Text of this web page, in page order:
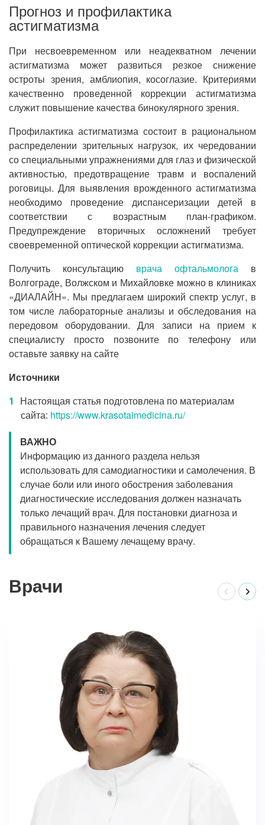
Прогноз и профилактика
астигматизма
При несвоевременном или неадекватном лечении
астигматизма может развиться резкое снижение
остроты зрения, амблиопия, косоглазие. Критериями
качественно проведенной коррекции астигматизма
служит повышение качества бинокулярного зрения.
Профилактика астигматизма состоит в рациональном
распределении зрительных нагрузок, их чередовании
со специальными упражнениями для глаз и физической
активностью, предотвращение травм и воспалений
роговицы. Для выявления врожденного астигматизма
необходимо проведение диспансеризации детей в
соответствии с возрастным план-графиком.
Предупреждение вторичных осложнений требует
своевременной оптической коррекции астигматизма.
Получить консультацию врача офтальмолога в
Волгограде, Волжском и Михайловке можно в клиниках
«ДИАЛАЙН». Мы предлагаем широкий спектр услуг, в
том числе лабораторные анализы и обследования на
передовом оборудовании. Для записи на прием к
специалисту просто позвоните по телефону или
оставьте заявку на сайте
Источники
Настоящая статья подготовлена по материалам
сайта: https://www.krasotaimedicina.ru/
ВАЖНО
Информацию из данного раздела нельзя
использовать для самодиагностики и самолечения. В
случае боли или иного обострения заболевания
диагностические исследования должен назначать
только лечащий врач. Для постановки диагноза и
правильного назначения лечения следует
обращаться к Вашему лечащему врачу.
Врачи